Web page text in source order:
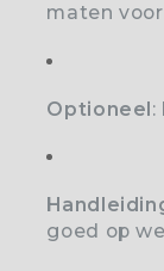
maten
Optioneel:
goed op